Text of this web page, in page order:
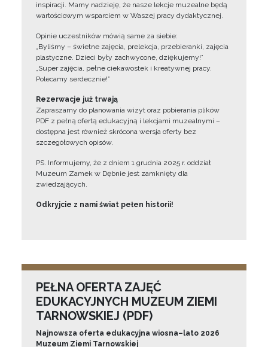
inspiracji. Mamy nadzieję, że nasze lekcje muzealne będą
wartościowym wsparciem w Waszej pracy dydaktycznej.
Opinie uczestników mówią same za siebie:
„Byliśmy – świetne zajęcia, prelekcja, przebieranki, zajęcia
plastyczne. Dzieci były zachwycone, dziękujemy!”
„Super zajęcia, pełne ciekawostek i kreatywnej pracy.
Polecamy serdecznie!”
Rezerwacje już trwają
Zapraszamy do planowania wizyt oraz pobierania plików
PDF z pełną ofertą edukacyjną i lekcjami muzealnymi –
dostępna jest również skrócona wersja oferty bez
szczegółowych opisów.
PS. Informujemy, że z dniem 1 grudnia 2025 r. oddział
Muzeum Zamek w Dębnie jest zamknięty dla
zwiedzających.
Odkryjcie z nami świat pełen historii!
PEŁNA OFERTA ZAJĘĆ
EDUKACYJNYCH MUZEUM ZIEMI
TARNOWSKIEJ (PDF)
Najnowsza oferta edukacyjna wiosna–lato 2026
Muzeum Ziemi Tarnowskiej